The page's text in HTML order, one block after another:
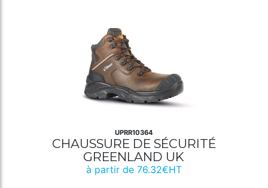
UPRR10364
CHAUSSURE DE SÉCURITÉ
GREENLAND UK
à partir de 76.32€HT